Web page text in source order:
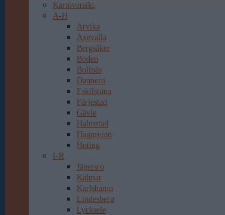
Kartöversikt
A-H
Arvika
Axevalla
Bergsåker
Boden
Bollnäs
Dannero
Eskilstuna
Färjestad
Gävle
Halmstad
Hagmyren
Hoting
I-R
Jägersro
Kalmar
Karlshamn
Lindesberg
Lycksele